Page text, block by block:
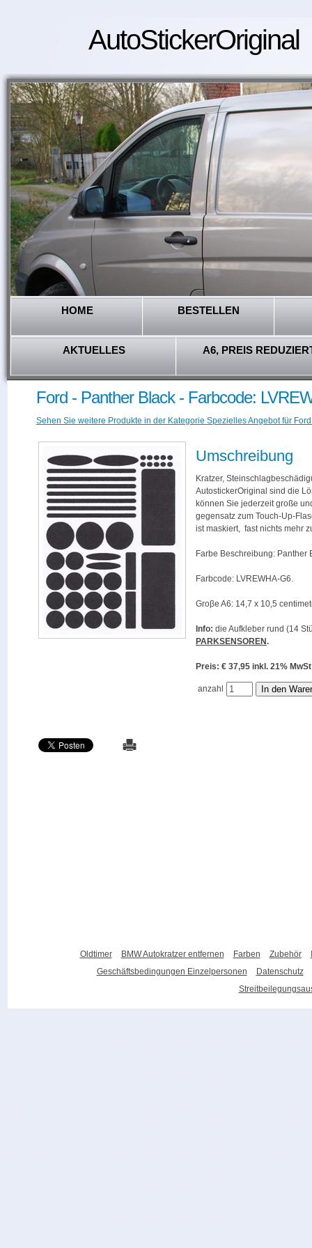
AutoStickerOriginal
HOME BESTELLEN
AKTUELLES A6, PREIS
Ford - Panther Black - Farbcode:
Sehen Sie weitere Produkte in der Kategorie Spezielles Angebot für
Umschreibung
Kratzer,
AutostickerOriginal sind die
können Sie jederzeit große
gegensatz zum Touch-Up-
ist maskiert, fast nichts mehr
Farbe Beschreibung: Panther
Farbcode: LVREWHA-G6.
Groβe A6: 14,7 x 10,5
Info: die Aufkleber rund (14
PARKSENSOREN.
Preis: € 37,95 inkl. 21%
anzahl
Oldtimer BMW Autokratzer entfernen Farben Zubehör
Geschäftsbedingungen Einzelpersonen
Datenschutz